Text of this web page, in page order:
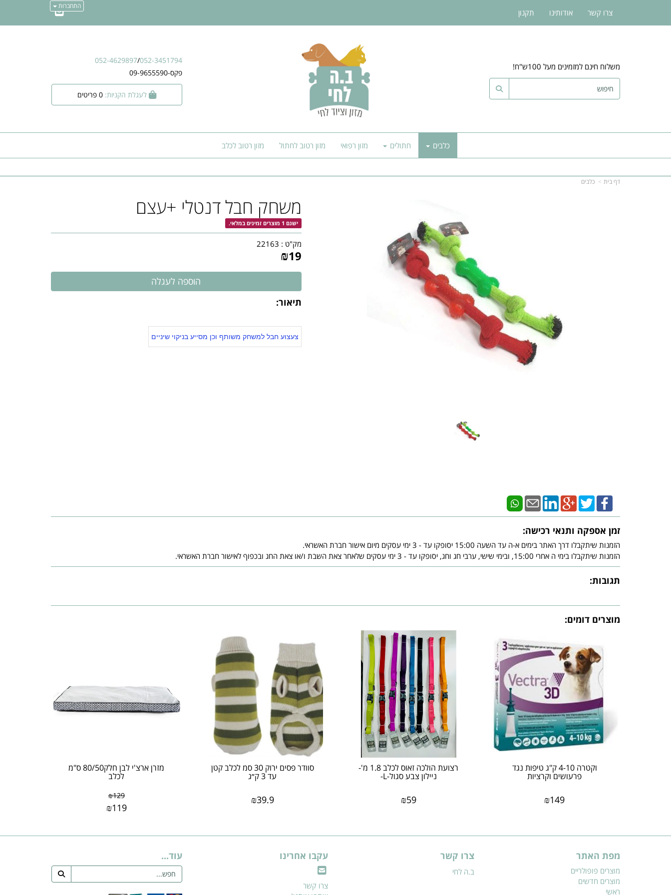
התחברות
משלוח חינם למזמינים מעל 100ש"ח!
052-4629897/052-3451794
פקס-09-9655590
0
כלבים חתולים מזון רפואי מזון רטוב לחתול מזון רטוב לכלב
צרו קשר אודותינו תקנון
דף בית כלבים
משחק חבל דנטלי +עצם
ישנם 1 מוצרים זמינים במלאי.
מק"ט : 22163
₪19
תיאור:
צעצוע חבל למשחק משותף וכן מסייע בניקוי שיניים
זמן אספקה ותנאי רכישה:
הזמנות שיתקבלו דרך האתר בימים א-ה עד השעה 15:00 יסופקו עד - 3 ימי עסקים מיום אישור חברת האשראי.
הזמנות שיתקבלו בימי ה אחרי 15:00, ובימי שישי, ערבי חג וחג, יסופקו עד - 3 ימי עסקים שלאחר צאת השבת ו/או צאת החג ובכפוף לאישור חברת האשראי.
תגובות:
מוצרים דומים:
וקטרה 4-10 ק"ג טיפות נגד
פרעושים וקרציות
₪149
רצועת הולכה זאוס לכלב 1.8 מ'-
ניילון צבע סגול-L-
₪59
סוודר פסים ירוק 30 סמ לכלב קטן
עד 3 ק״ג
₪39.9
מזרן ארצ'י לבן חלק80/50 ס"מ
לכלב
₪129
₪119
מפת האתר
מוצרים פופולריים
מוצרים חדשים
ראשי
צרו קשר
ב.ה לחי
עקבו אחרינו
צרו קשר
עוד...